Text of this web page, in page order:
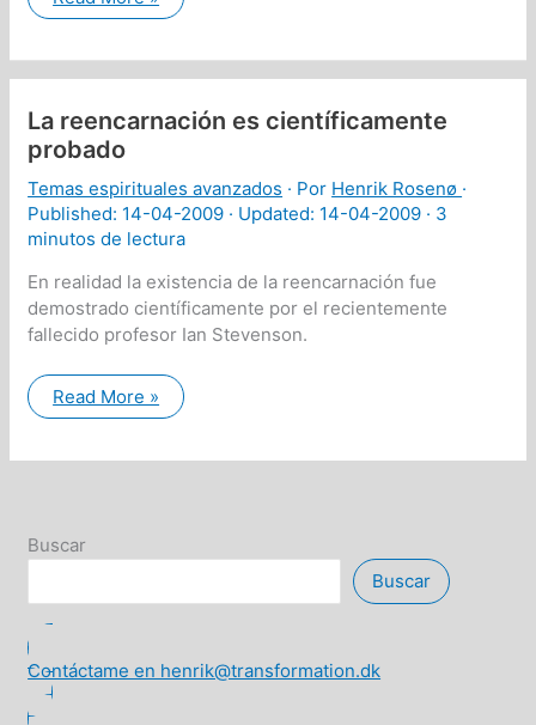
anti-
son
protectores
la
vida
La reencarnación es científicamente
probado
Temas espirituales avanzados · Por Henrik Rosenø ·
Published: 14-04-2009 · Updated: 14-04-2009 · 3
minutos de lectura
En realidad la existencia de la reencarnación fue
demostrado científicamente por el recientemente
fallecido profesor Ian Stevenson.
La
reencarnación
probado
Read More »
Buscar
Buscar
Contáctame en henrik@transformation.dk